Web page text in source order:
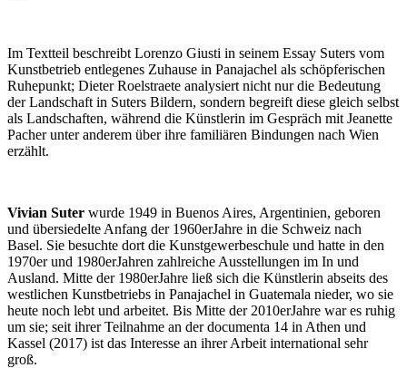
Im Textteil beschreibt Lorenzo Giusti in seinem Essay Suters vom
Kunstbetrieb entlegenes Zuhause in Panajachel als schöpferischen
Ruhepunkt; Dieter Roelstraete analysiert nicht nur die Bedeutung
der Landschaft in Suters Bildern, sondern begreift diese gleich selbst
als Landschaften, während die Künstlerin im Gespräch mit Jeanette
Pacher unter anderem über ihre familiären Bindungen nach Wien
erzählt.
Vivian Suter wurde 1949 in Buenos Aires, Argentinien, geboren
und übersiedelte Anfang der 1960er­Jahre in die Schweiz nach
Basel. Sie besuchte dort die Kunstgewerbeschule und hatte in den
1970er­ und 1980er­Jahren zahlreiche Ausstellungen im In­ und
Ausland. Mitte der 1980er­Jahre ließ sich die Künstlerin abseits des
westlichen Kunstbetriebs in Panajachel in Guatemala nieder, wo sie
heute noch lebt und arbeitet. Bis Mitte der 2010er­Jahre war es ruhig
um sie; seit ihrer Teilnahme an der documenta 14 in Athen und
Kassel (2017) ist das Interesse an ihrer Arbeit international sehr
groß.